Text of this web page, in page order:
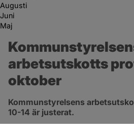
Augusti
Juni
Maj
arbetsutskotts
oktober
Kommunstyrelsens
10-14 är justerat.